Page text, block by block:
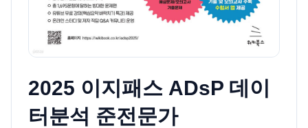
2025 이지패스 ADsP 데이
터분석 준전문가